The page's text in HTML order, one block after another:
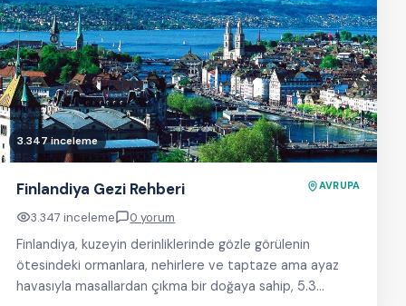
3.347 inceleme
Finlandiya Gezi Rehberi AVRUPA
3.347 inceleme 0 yorum
Finlandiya, kuzeyin derinliklerinde gözle görülenin
ötesindeki ormanlara, nehirlere ve taptaze ama ayaz
havasıyla masallardan çıkma bir doğaya sahip, 5.3